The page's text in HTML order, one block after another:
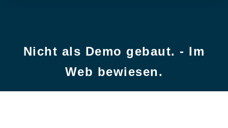
Nicht als Demo gebaut. - Im
Web bewiesen.